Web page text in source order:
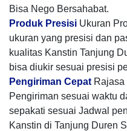
Bisa Nego Bersahabat.
Produk Presisi Ukuran
ukuran yang presisi dan
kualitas Kanstin Tanjung
bisa diukir sesuai presisi
Pengiriman Cepat Rajasa
Pengiriman sesuai waktu
sepakati sesuai Jadwal
Kanstin di Tanjung Duren